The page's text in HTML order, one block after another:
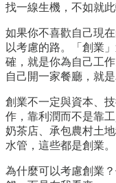
找一線生機，不如就
如果你不喜歡自己現
以考慮的路。「創業
確，就是你為自己工
自己開一家餐廳，就是
創業不一定與資本、
作，靠利潤而不是靠
奶茶店、承包農村土
水管，這些都是創業。
為什麼可以考慮創業